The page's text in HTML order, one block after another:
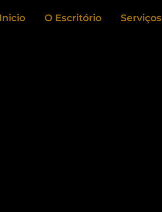
Inicio O Escritório Serviços